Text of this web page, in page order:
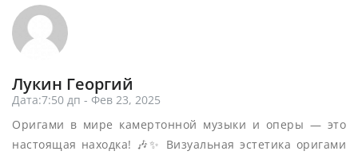
Лукин Георгий
Дата:7:50 дп - Фев 23, 2025
Оригами в мире камертонной музыки и оперы — это
настоящая находка! 🎶✨ Визуальная эстетика оригами